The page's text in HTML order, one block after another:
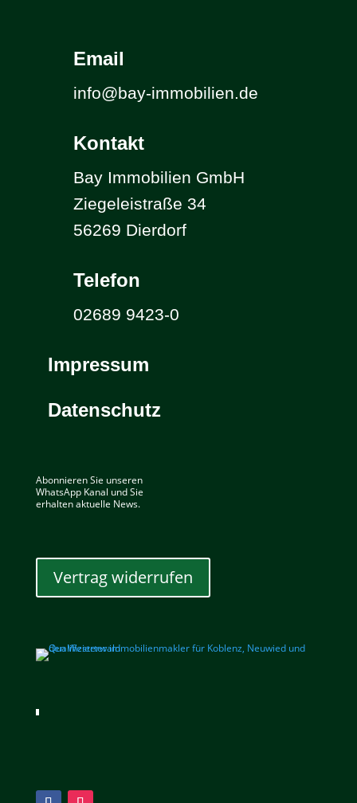
Email
info@bay-immobilien.de
Kontakt
Bay Immobilien GmbH
Ziegeleistraße 34
56269 Dierdorf
Telefon
02689 9423-0
Impressum
Datenschutz
Abonnieren Sie unseren
WhatsApp Kanal und Sie
erhalten aktuelle News.
Vertrag widerrufen